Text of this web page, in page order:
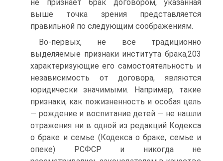
не признает брак договором, указанная
выше точка зрения представляется
правильной по следующим соображениям.
Во-первых, не все традиционно
выделяемые признаки института брака,203
характеризующие его самостоятельность и
независимость от договора, являются
юридически значимыми. Например, такие
признаки, как пожизненность и особая цель
— рождение и воспитание детей — не нашли
отражения ни в одной из редакций Кодекса
о браке и семье (Кодекса о браке, семье и
опеке) РСФСР и никогда не